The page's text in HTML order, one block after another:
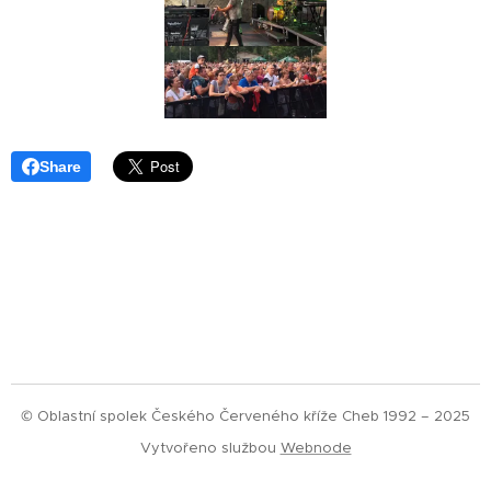
Share
© Oblastní spolek Českého Červeného kříže Cheb 1992 – 2025
Vytvořeno službou Webnode